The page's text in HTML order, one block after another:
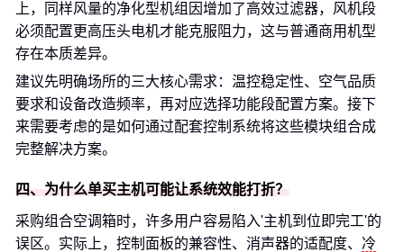
上，同样风量的净化型机组因增加了高效过滤器，风机段
必须配置更高压头电机才能克服阻力，这与普通商用机型
存在本质差异。
建议先明确场所的三大核心需求：温控稳定性、空气品质
要求和设备改造频率，再对应选择功能段配置方案。接下
来需要考虑的是如何通过配套控制系统将这些模块组合成
完整解决方案。
四、为什么单买主机可能让系统效能打折？
采购组合空调箱时，许多用户容易陷入'主机到位即完工'的
误区。实际上，控制面板的兼容性、消声器的适配度、 冷